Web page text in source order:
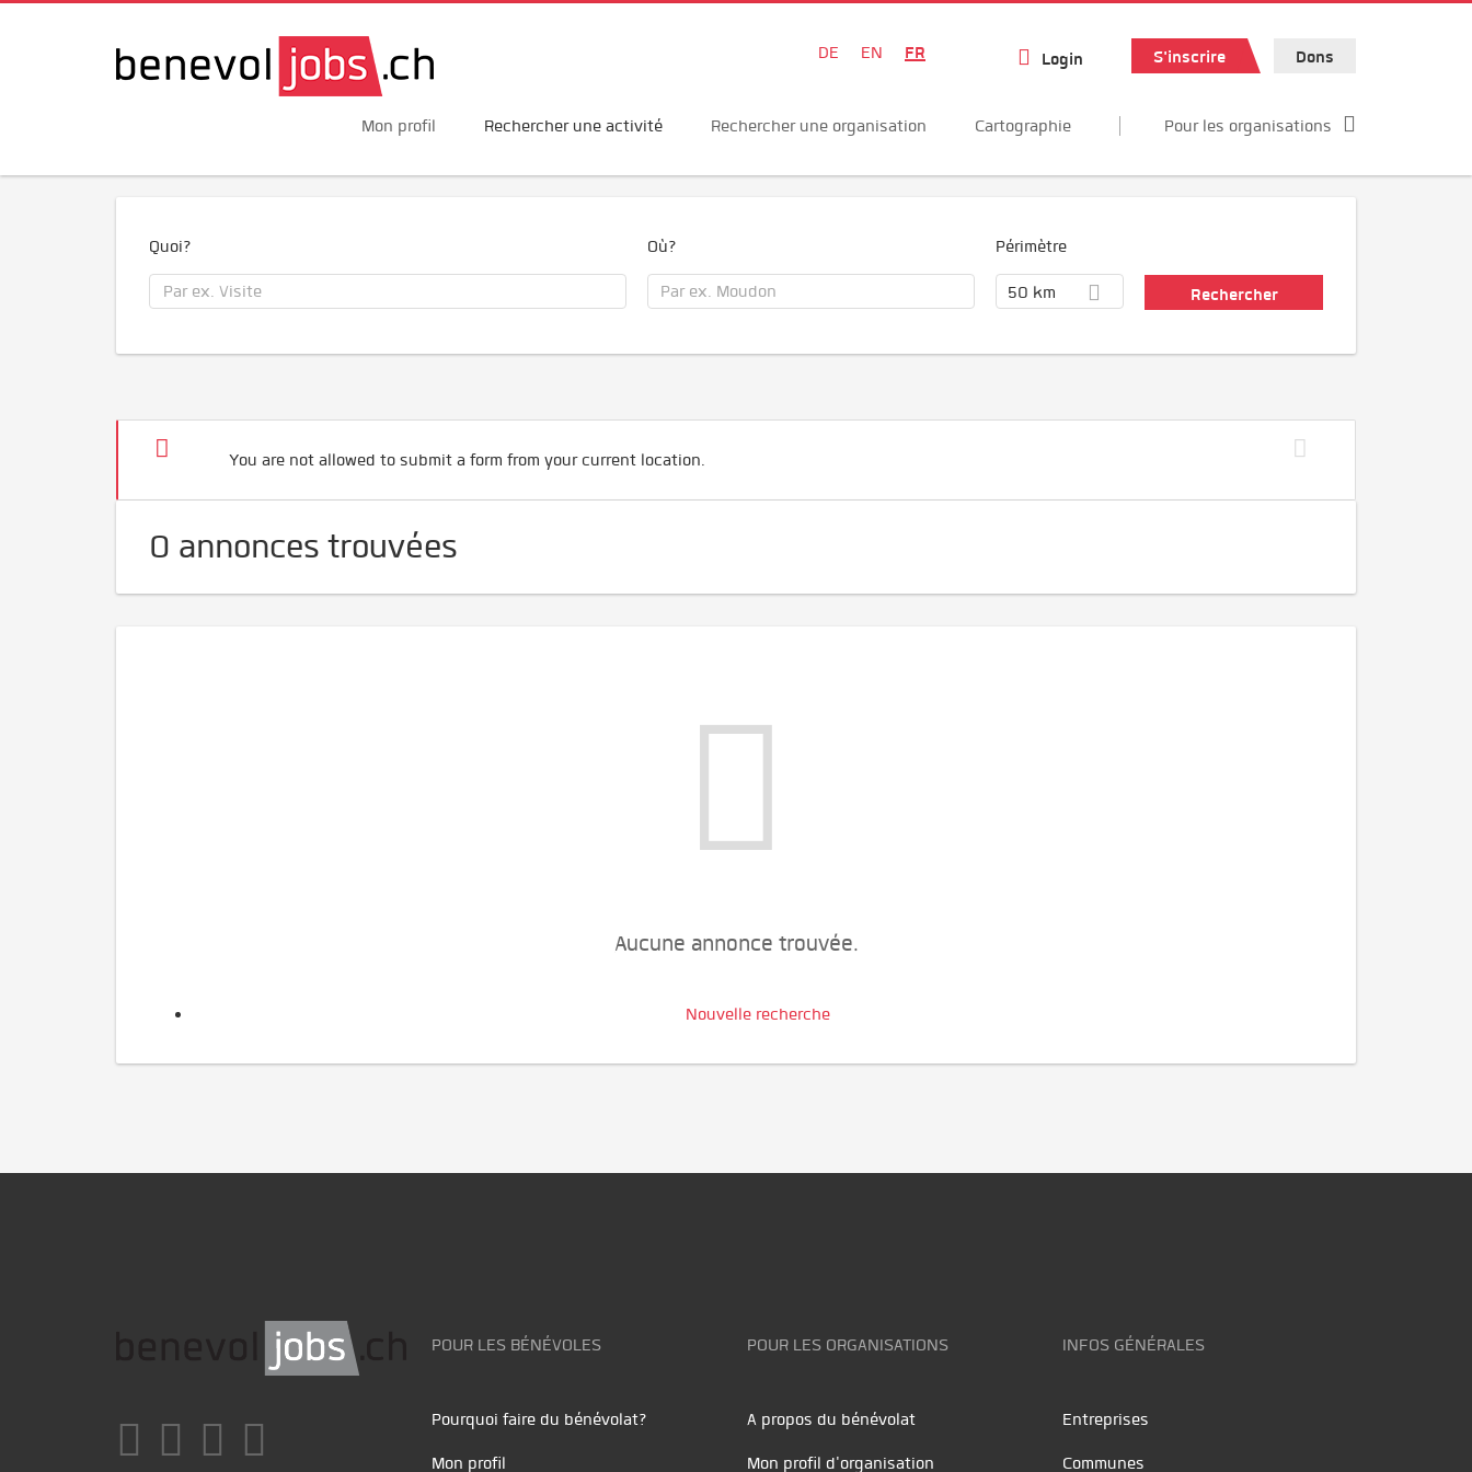
DE EN FR Login S'inscrire Dons
Mon profil Rechercher une activité Rechercher une organisation Cartographie Pour les organisations
Quoi? Où? Périmètre
50 km
You are not allowed to submit a form from your current location.
0 annonces trouvées
Aucune annonce trouvée.
Nouvelle recherche
POUR LES BÉNÉVOLES
Pourquoi faire du bénévolat?
Mon profil
POUR LES ORGANISATIONS
A propos du bénévolat
Mon profil d'organisation
INFOS GÉNÉRALES
Entreprises
Communes